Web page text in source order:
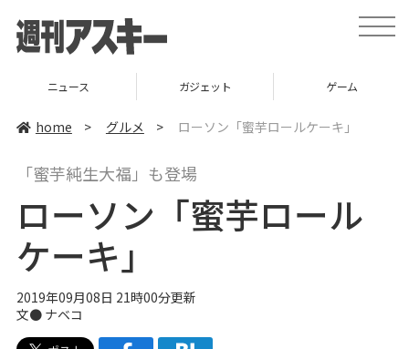
t
o
ニュース ガジェット ゲーム
home > グルメ > ローソン「蜜芋ロールケーキ」
「蜜芋純生大福」も登場
ローソン「蜜芋ロール
ケーキ」
2019年09月08日 21時00分更新
文● ナベコ